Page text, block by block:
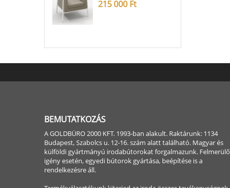
215 000 Ft
BEMUTATKOZÁS
A GOLDBÜRO 2000 KFT. 1993-ban alakult. Raktárunk: 1134
Budapest, Szabolcs u. 12-16. szám alatt található. Magyar és
külföldi gyártmányú irodabútorokat forgalmazunk. Felmerülő
igény esetén, egyedi bútorok gyártása, beépítése is a
rendelkezésre áll.